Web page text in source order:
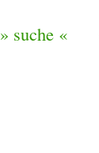
» suche «